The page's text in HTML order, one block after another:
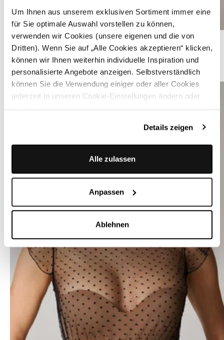
Um Ihnen aus unserem exklusiven Sortiment immer eine
für Sie optimale Auswahl vorstellen zu können,
verwenden wir Cookies (unsere eigenen und die von
Dritten). Wenn Sie auf „Alle Cookies akzeptieren“ klicken,
können wir Ihnen weiterhin individuelle Inspiration und
personalisierte Angebote anzeigen. Selbstverständlich
können Sie die Verwendung einiger oder aller Cookies
jederzeit in unseren Cookie-Einstellungen ändern oder
Details zeigen
Alle zulassen
Anpassen
Ablehnen
Khakigrünes Leinen-Dirndl mit Schnursteppung - AURELIE BURNT OLIVE
ÄHNLICHE PRODUKTE